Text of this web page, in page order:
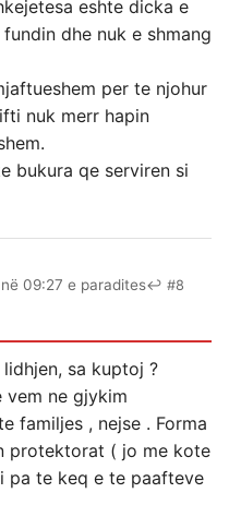
eshte dicka e
dhe nuk e shmang
per te njohur
nuk merr hapin
bukura qe serviren si
09:27 e paradites↩ #8
sa kuptoj ?
vem ne gjykim
familjes , nejse . Forma
protektorat ( jo me kote
pa te keq e te paafteve